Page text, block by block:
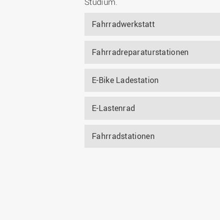
Fahrradwerkstatt
Fahrradreparaturstationen
E-Bike Ladestation
E-Lastenrad
Fahrradstationen